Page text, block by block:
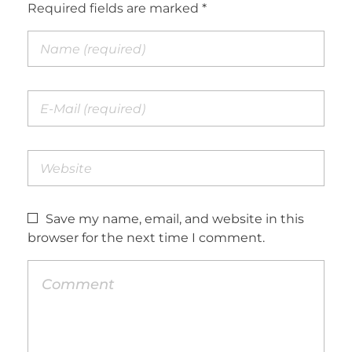
Required fields are marked *
Save my name, email, and website in this
browser for the next time I comment.